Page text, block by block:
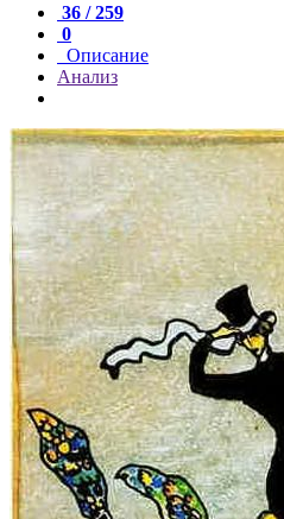
36 / 259
0
Описание
Анализ